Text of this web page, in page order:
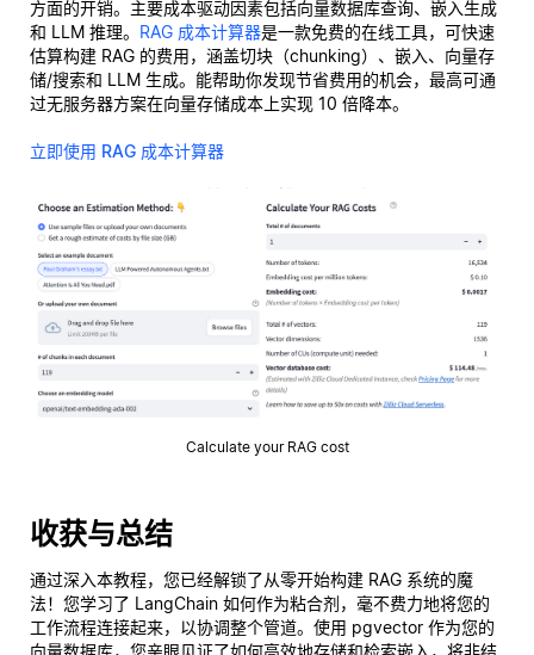
方面的开销。主要成本驱动因素包括向量数据库查询、嵌入生成
和 LLM 推理。 RAG 成本计算器是一款免费的在线工具，可快速
估算构建 RAG 的费用，涵盖切块（chunking）、嵌入、向量存
储/搜索和 LLM 生成。能帮助你发现节省费用的机会，最高可通
过无服务器方案在向量存储成本上实现 10 倍降本。
立即使用 RAG 成本计算器
Calculate your RAG cost
收获与总结
通过深入本教程，您已经解锁了从零开始构建 RAG 系统的魔
法！您学习了 LangChain 如何作为粘合剂，毫不费力地将您的
工作流程连接起来，以协调整个管道。使用 pgvector 作为您的
向量数据库，您亲眼见证了如何高效地存储和检索嵌入，将非结